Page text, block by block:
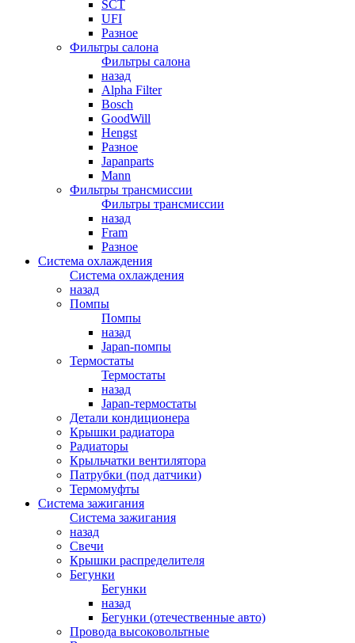
SCT
UFI
Разное
Фильтры салона
Фильтры салона
назад
Alpha Filter
Bosch
GoodWill
Hengst
Разное
Japanparts
Mann
Фильтры трансмиссии
Фильтры трансмиссии
назад
Fram
Разное
Система охлаждения
Система охлаждения
назад
Помпы
Помпы
назад
Japan-помпы
Термостаты
Термостаты
назад
Japan-термостаты
Детали кондиционера
Крышки радиатора
Радиаторы
Крыльчатки вентилятора
Патрубки (под датчики)
Термомуфты
Система зажигания
Система зажигания
назад
Свечи
Крышки распределителя
Бегунки
Бегунки
назад
Бегунки (отечественные авто)
Провода высоковольтные